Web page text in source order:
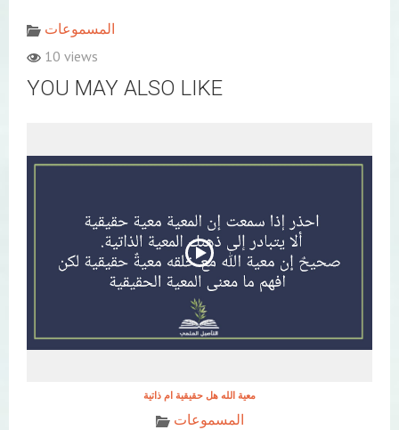
المسموعات
10 views
YOU MAY ALSO LIKE
معية الله هل حقيقية ام ذاتية
المسموعات